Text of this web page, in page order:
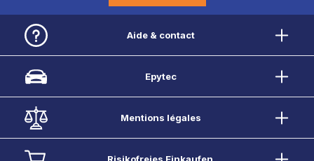
Aide & contact
Epytec
Mentions légales
Risikofreies Einkaufen